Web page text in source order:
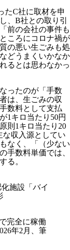
たC社に取材を申
、B社との取り引
前の会社の事件も
ころにコロナ禍が
の悪い生ごみも処
どうまくいかなか
るとは思わなかっ
ったのが「手数
は、生ごみの収
数料として支払
1キロ当たり50円
則1キロ当たり20
収入源としてい
なく、「（少ない
手数料単価では、
る。
施設「バイ
完全に稼働
年2月、筆